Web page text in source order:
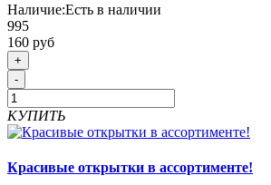
Наличие:Есть в наличии
995
160 руб
+
-
КУПИТЬ
Красивые открытки в ассортименте!